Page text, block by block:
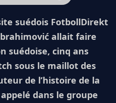
suédois FotbollDirekt
allait faire
suédoise, cinq ans
sous le maillot des
de l’histoire de la
dans le groupe